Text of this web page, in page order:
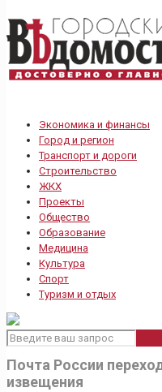
Экономика и финансы
Город и регион
Транспорт и дороги
Строительство
ЖКХ
Проекты
Общество
Образование
Медицина
Культура
Спорт
Туризм и отдых
Почта России
извещения